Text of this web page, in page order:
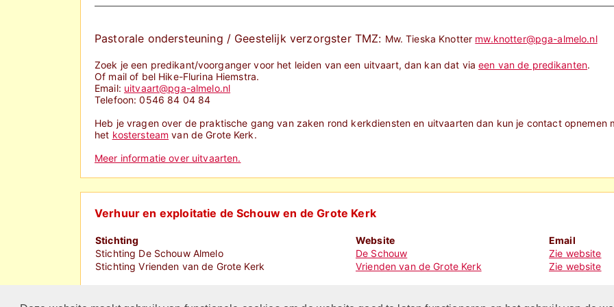
Pastorale ondersteuning / Geestelijk verzorgster TMZ: Mw. Tieska Knotter mw.knotter@pga-almelo.nl
Zoek je een predikant/voorganger voor het leiden van een uitvaart, dan kan dat viaeen van de predikanten.
Of mail of bel Hike-Flurina Hiemstra.
Email: uitvaart@pga-almelo.nl
Telefoon: 0546 84 04 84
Heb je vragen over de praktische gang van zaken rond kerkdiensten en uitvaarten dan kun je contact opnemen
het kostersteam van de Grote Kerk.
Meer informatie over uitvaarten.
Verhuur en exploitatie de Schouw en de Grote Kerk
Stichting Website
Email
Stichting De Schouw Almelo
De Schouw
Zie website
Stichting Vrienden van de Grote Kerk
Vrienden van de Grote Kerk Zie website